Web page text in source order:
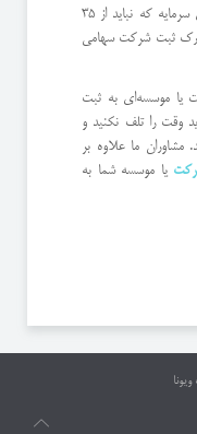
لازم. همچنین گواهی تادیه‌ی قسمت نقدی سرمایه که نباید از 35
ثبت شرکت سهامی
یا موسسه‌ای به ثبت
وقت را تلف نکنید و
مشاوران ما علاوه بر
یا موسسه‌ شما به